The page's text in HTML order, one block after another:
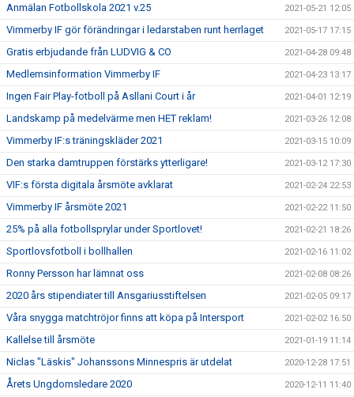
Anmälan Fotbollskola 2021 v.25 2021-05-21 12:05
Vimmerby IF gör förändringar i ledarstaben runt herrlaget 2021-05-17 17:15
Gratis erbjudande från LUDVIG & CO 2021-04-28 09:48
Medlemsinformation Vimmerby IF 2021-04-23 13:17
Ingen Fair Play-fotboll på Asllani Court i år 2021-04-01 12:19
Landskamp på medelvärme men HET reklam! 2021-03-26 12:08
Vimmerby IF:s träningskläder 2021 2021-03-15 10:09
Den starka damtruppen förstärks ytterligare! 2021-03-12 17:30
VIF:s första digitala årsmöte avklarat 2021-02-24 22:53
Vimmerby IF årsmöte 2021 2021-02-22 11:50
25% på alla fotbollsprylar under Sportlovet! 2021-02-21 18:26
Sportlovsfotboll i bollhallen 2021-02-16 11:02
Ronny Persson har lämnat oss 2021-02-08 08:26
2020 års stipendiater till Ansgariusstiftelsen 2021-02-05 09:17
Våra snygga matchtröjor finns att köpa på Intersport 2021-02-02 16:50
Kallelse till årsmöte 2021-01-19 11:14
Niclas "Läskis" Johanssons Minnespris är utdelat 2020-12-28 17:51
Årets Ungdomsledare 2020 2020-12-11 11:40